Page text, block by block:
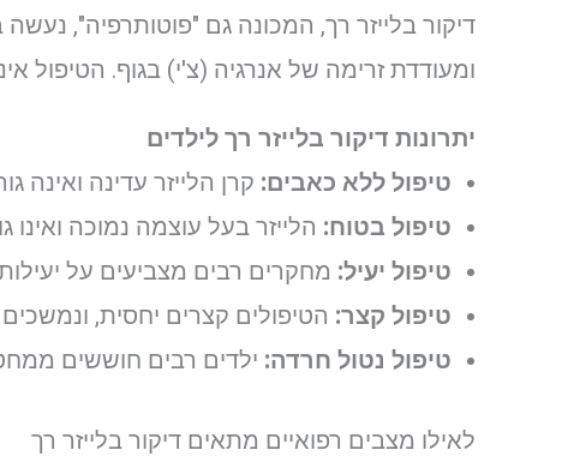
דיקור בלייזר רך, המכונה גם "פוטותרפיה",
ומעודדת זרימה של אנרגיה (צ'י) בגוף. הטיפול
יתרונות דיקור בלייזר רך לילדים
טיפול ללא כאבים: קרן הלייזר עדינה ואינה
טיפול בטוח: הלייזר בעל עוצמה נמוכה ואינו
טיפול יעיל: מחקרים רבים מצביעים על יעילות
טיפול קצר: הטיפולים קצרים יחסית,
טיפול נטול חרדה: ילדים רבים חוששים
לאילו מצבים רפואיים מתאים דיקור בלייזר רך